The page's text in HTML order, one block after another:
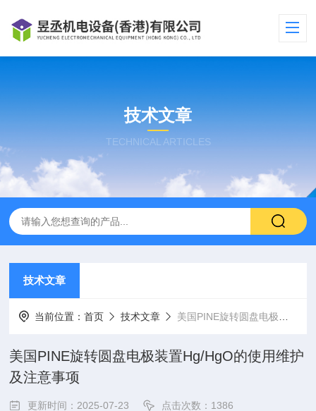
技术文章
TECHNICAL ARTICLES
技术文章
当前位置：首页 技术文章 美国PINE旋转圆盘电极装置Hg/HgO的使用维护及注意事项
美国PINE旋转圆盘电极装置Hg/HgO的使用维护
及注意事项
更新时间：2025-07-23 点击次数：1386